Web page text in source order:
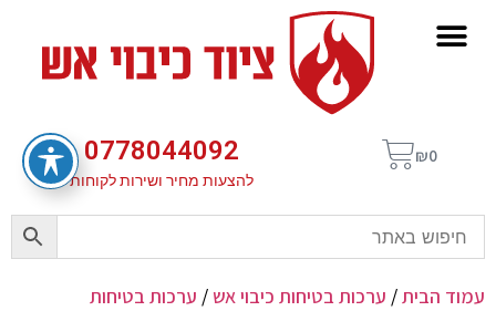
₪0
0778044092
להצעות מחיר ושירות לקוחות
עמוד הבית/ ערכות בטיחות כיבוי אש / ערכות בטיחות